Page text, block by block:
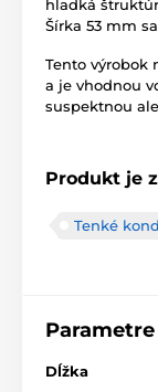
hladká
Šírka 53 mm
Tento výrobok
a je vhodnou
suspektnou
Produkt je
Tenké
Parametre
Dĺžka